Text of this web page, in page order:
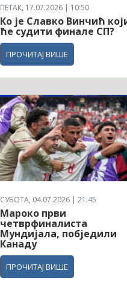
ПЕТАК, 17.07.2026 | 10:50
Ко је Славко Винчић
ће судити финале СП?
ПРОЧИТАЈ ВИШЕ
СУБОТА, 04.07.2026 | 21:45
Мароко први
четврфиналиста
Мундијала, побједили
Канаду
ПРОЧИТАЈ ВИШЕ